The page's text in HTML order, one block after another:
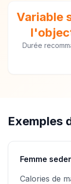
Variable
Durée
Exemples
Femme
Calories de